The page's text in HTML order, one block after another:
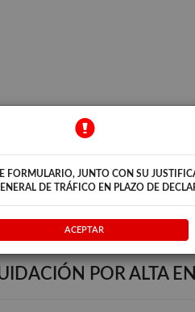
declaración o comunicación
Adobe Acrobat Reader.
POR ALTA EN
JUNTO CON SU
DE TRÁFICO EN PLAZO DE
ACEPTAR